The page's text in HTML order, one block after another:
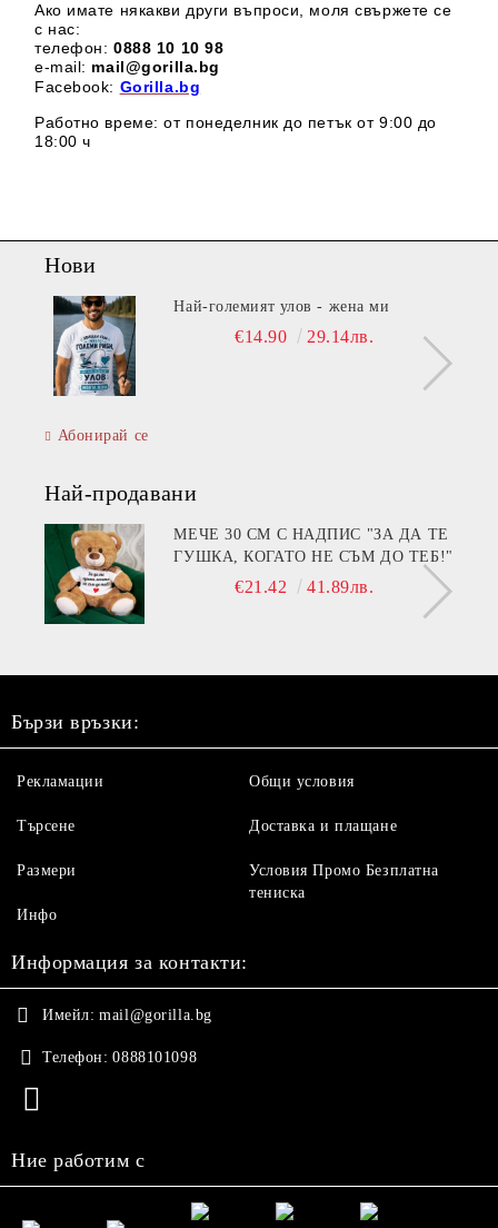
Ако имате някакви други въпроси, моля свържете се
с нас:
телефон:0888 10 10 98
e-mail: mail@gorilla.bg
Facebook: Gorilla.bg
Работно време: от понеделник до петък от 9:00 до
18:00 ч
Нови
Най-големият улов - жена ми
€14.90 29.14лв.
Абонирай се
Най-продавани
МЕЧЕ 30 СМ С НАДПИС "ЗА ДА ТЕ
ГУШКА, КОГАТО НЕ СЪМ ДО ТЕБ!"
€21.42 41.89лв.
Бързи връзки:
Рекламации
Търсене
Размери
Инфо
Общи условия
Доставка и плащане
Условия Промо Безплатна
тениска
Информация за контакти:
Имейл: mail@gorilla.bg
Телефон: 0888101098
Ние работим с